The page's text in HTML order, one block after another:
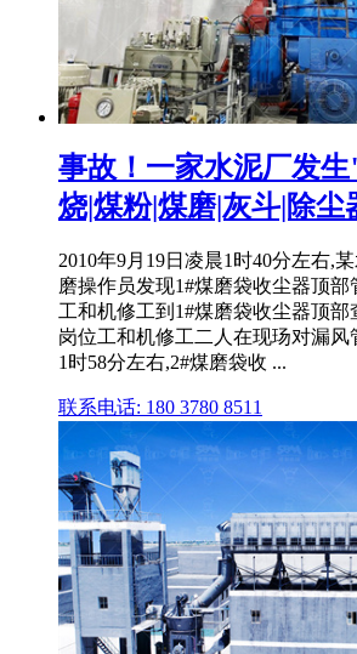
事故！一家水泥厂发
烧|煤粉|煤磨|灰斗|除尘
2010年9月19日凌晨1时40分左右,
磨操作员发现1#煤磨袋收尘器顶
工和机修工到1#煤磨袋收尘器顶部
岗位工和机修工二人在现玚对漏风
1时58分左右,2#煤磨袋收 ...
联系电话: 180 3780 8511